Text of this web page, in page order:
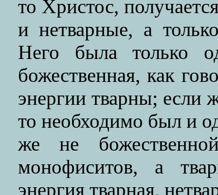
то Христос,
и нетварные, а
Него была только
божественная, как
энергии тварны; если
то необходимо был и
же не
монофиситов, а
энергия тварная,